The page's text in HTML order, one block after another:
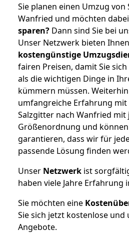
Sie planen einen Umzug von
Wanfried und möchten
sparen? Dann sind Sie bei
Unser Netzwerk bieten Ihnen
kostengünstige
fairen Preisen, damit Sie
als die wichtigen Dinge in
kümmern müssen.
umfangreiche Erfahrung mit
Salzgitter nach Wanfried mit
Größenordnung und
garantieren, dass wir für
passende Lösung finden
Unser Netzwerk ist
haben viele Jahre Erfahrung
Sie möchten eine
Sie sich jetzt kostenlose
Angebote.